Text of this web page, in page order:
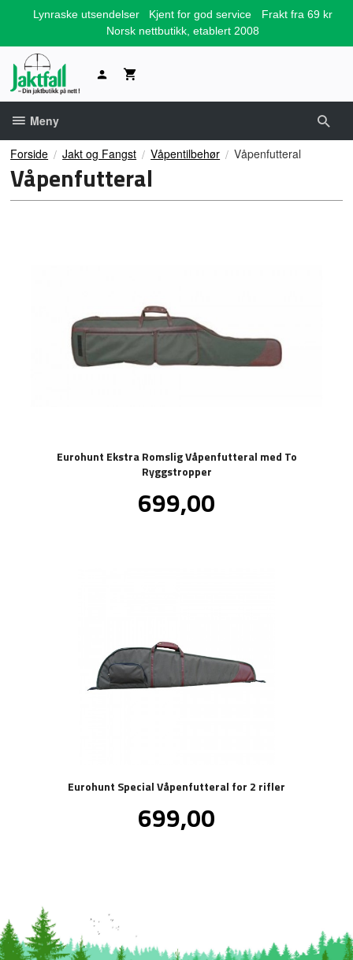
Lynraske utsendelser Kjent for god service
Frakt fra 69 kr
Norsk nettbutikk, etablert 2008
Meny
Forside Jakt og Fangst Våpentilbehør Våpenfutteral
Våpenfutteral
Eurohunt Ekstra Romslig Våpenfutteral med To
Ryggstropper
Pris
699,00
Eurohunt Special Våpenfutteral for 2 rifler
Pris
699,00